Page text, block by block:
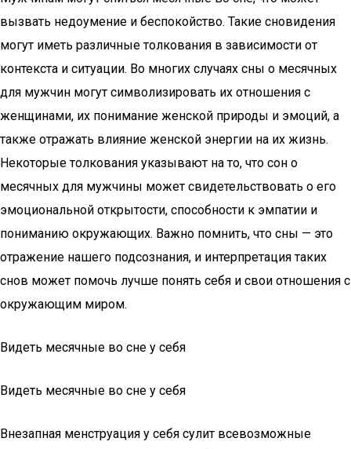
вызвать недоумение и беспокойство. Такие сновидения
могут иметь различные толкования в зависимости от
контекста и ситуации. Во многих случаях сны о месячных
для мужчин могут символизировать их отношения с
женщинами, их понимание женской природы и эмоций, а
также отражать влияние женской энергии на их жизнь.
Некоторые толкования указывают на то, что сон о
месячных для мужчины может свидетельствовать о его
эмоциональной открытости, способности к эмпатии и
пониманию окружающих. Важно помнить, что сны — это
отражение нашего подсознания, и интерпретация таких
снов может помочь лучше понять себя и свои отношения с
окружающим миром.
Видеть месячные во сне у себя
Видеть месячные во сне у себя
Внезапная менструация у себя сулит всевозможные